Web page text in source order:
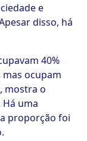
e
disso, há
40%
ocupam
mostra o
uma
proporção foi